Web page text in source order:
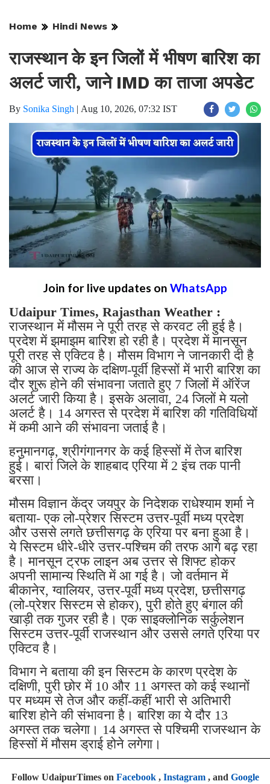
राजस्थान के इन जिलों में भीषण बारिश का
अलर्ट जारी, जाने IMD का ताजा अपडेट ​​​​​​​
Join for live updates on WhatsApp
Udaipur Times, Rajasthan Weather :
राजस्थान में मौसम ने पूरी तरह से करवट ली हुई है।
प्रदेश में झमाझम बारिश हो रही है। प्रदेश में मानसून
पूरी तरह से एक्टिव है। मौसम विभाग ने जानकारी दी है
की आज से राज्य के दक्षिण-पूर्वी हिस्सों में भारी बारिश का
दौर शुरू होने की संभावना जताते हुए 7 जिलों में ऑरेंज
अलर्ट जारी किया है। इसके अलावा, 24 जिलों मे यलो
अलर्ट है। 14 अगस्त से प्रदेश में बारिश की गतिविधियों
में कमी आने की संभावना जताई है।
हनुमानगढ़, श्रीगंगानगर के कई हिस्सों में तेज बारिश
हुई। बारां जिले के शाहबाद एरिया में 2 इंच तक पानी
मौसम विज्ञान केंद्र जयपुर के निदेशक राधेश्याम शर्मा ने
बताया- एक लो-प्रेशर सिस्टम उत्तर-पूर्वी मध्य प्रदेश
और उससे लगते छत्तीसगढ़ के एरिया पर बना हुआ है।
ये सिस्टम धीरे-धीरे उत्तर-पश्चिम की तरफ आगे बढ़ रहा
है। मानसून ट्रफ लाइन अब उत्तर से शिफ्ट होकर
अपनी सामान्य स्थिति में आ गई है। जो वर्तमान में
बीकानेर, ग्वालियर, उत्तर-पूर्वी मध्य प्रदेश, छत्तीसगढ़
(लो-प्रेशर सिस्टम से होकर), पुरी होते हुए बंगाल की
खाड़ी तक गुजर रही है। एक साइक्लोनिक सर्कुलेशन
सिस्टम उत्तर-पूर्वी राजस्थान और उससे लगते एरिया पर
एक्टिव है।
विभाग ने बताया की इन सिस्टम के कारण प्रदेश के
दक्षिणी, पुरी छोर में 10 और 11 अगस्त को कई स्थानों
पर मध्यम से तेज और कहीं-कहीं भारी से अतिभारी
बारिश होने की संभावना है। बारिश का ये दौर 13
अगस्त तक चलेगा। 14 अगस्त से पश्चिमी राजस्थान के
हिस्सों में मौसम ड्राई होने लगेगा।